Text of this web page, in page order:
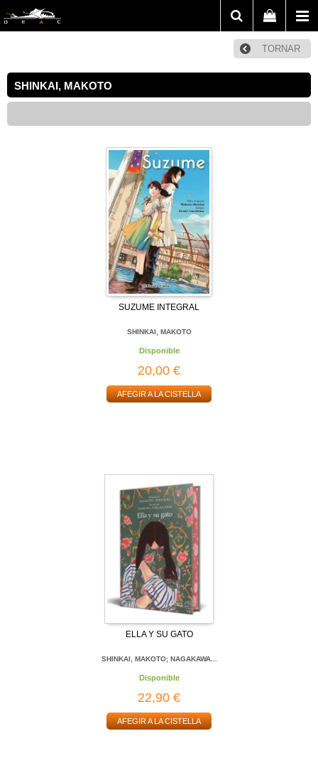
TORNAR
SHINKAI, MAKOTO
SUZUME INTEGRAL
SHINKAI, MAKOTO
Disponible
20,00 €
AFEGIR A LA CISTELLA
ELLA Y SU GATO
SHINKAI, MAKOTO; NAGAKAWA...
Disponible
22,90 €
AFEGIR A LA CISTELLA